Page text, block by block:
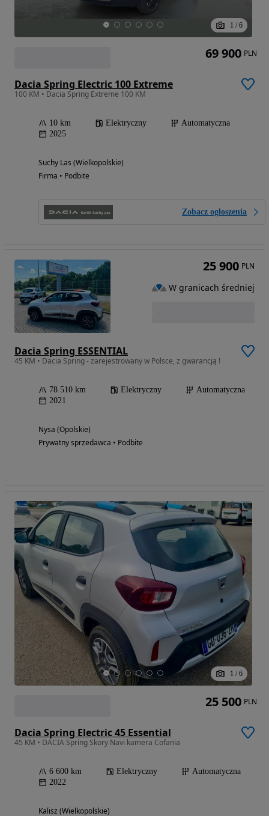
1 / 6
Dacia Spring Electric 100 Extreme
100 KM • Dacia Spring Extreme 100 KM
10 km Elektryczny
Automatyczna
2025
Suchy Las (Wielkopolskie)
Firma • Podbite
Zobacz ogłoszenia
69 900 PLN
Dacia Spring ESSENTIAL
45 KM • Dacia Spring - zarejestrowany w Polsce, z gwarancją !
78 510 km Elektryczny
Automatyczna
2021
Nysa (Opolskie)
Prywatny sprzedawca • Podbite
25 900 PLN
W granicach średniej
1 / 6
Dacia Spring Electric 45 Essential
45 KM • DACIA Spring Skory Navi kamera Cofania
6 600 km Elektryczny
Automatyczna
2022
Kalisz (Wielkopolskie)
25 500 PLN